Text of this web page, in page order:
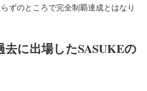
ずのところで完全制覇達成とはなり
去に出場したSASUKEの